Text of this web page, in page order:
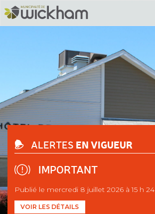
ALERTES EN VIGUEUR
IMPORTANT
Publié le mercredi 8 juillet 2026 à 15 h 24
VOIR LES DÉTAILS